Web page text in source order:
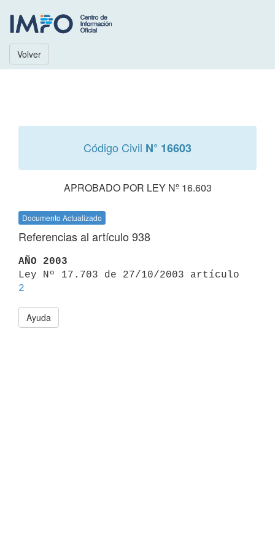
Volver
Código Civil N° 16603
APROBADO POR LEY Nº 16.603
Documento Actualizado
Referencias al artículo 938
AÑO 2003
2
Ayuda